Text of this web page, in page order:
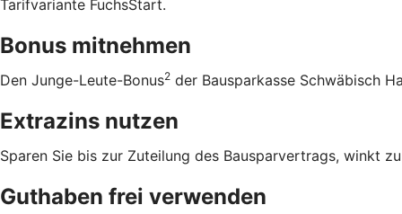
Tarifvariante FuchsStart.
Bonus mitnehmen
Den Junge-Leute-Bonus2 der Bausparkasse Schwäbisch
Extrazins nutzen
Sparen Sie bis zur Zuteilung des Bausparvertrags, winkt
Guthaben frei verwenden